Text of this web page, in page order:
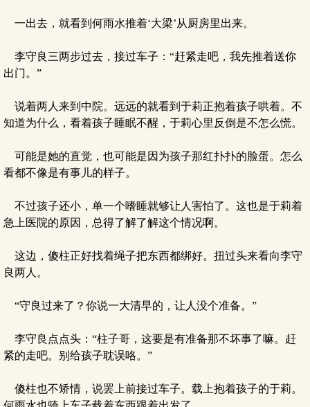
一出去，就看到何雨水推着‘大梁’从厨房里出来。
李守良三两步过去，接过车子：“赶紧走吧，我先推着送你
出门。”
说着两人来到中院。远远的就看到于莉正抱着孩子哄着。不
知道为什么，看着孩子睡眠不醒，于莉心里反倒是不怎么慌。
可能是她的直觉，也可能是因为孩子那红扑扑的脸蛋。怎么
看都不像是有事儿的样子。
不过孩子还小，单一个嗜睡就够让人害怕了。这也是于莉着
急上医院的原因，总得了解了解这个情况啊。
这边，傻柱正好找着绳子把东西都绑好。扭过头来看向李守
良两人。
“守良过来了？你说一大清早的，让人没个准备。”
李守良点点头：“柱子哥，这要是有准备那不坏事了嘛。赶
紧的走吧。别给孩子耽误咯。”
傻柱也不矫情，说罢上前接过车子。载上抱着孩子的于莉。